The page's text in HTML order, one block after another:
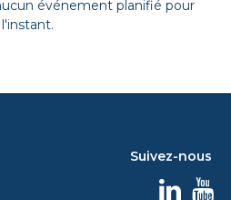
événement planifié pour
l'instant.
Suivez-nous